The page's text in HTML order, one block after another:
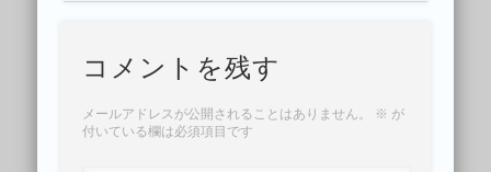
コメントを残す
メールアドレスが公開されることはありません。 ※ が
付いている欄は必須項目です